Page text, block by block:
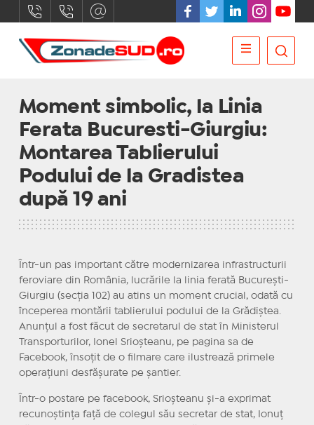
Moment simbolic, la Linia
Ferata Bucuresti-Giurgiu:
Montarea Tablierului
Podului de la Gradistea
după 19 ani
Într-un pas important către modernizarea infrastructurii
feroviare din România, lucrările la linia ferată București-
Giurgiu (secția 102) au atins un moment crucial, odată cu
începerea montării tablierului podului de la Grădiștea.
Anunțul a fost făcut de secretarul de stat în Ministerul
Transporturilor, Ionel Srioșteanu, pe pagina sa de
Facebook, însoțit de o filmare care ilustrează primele
operațiuni desfășurate pe șantier.
Într-o postare pe facebook, Srioșteanu și-a exprimat
recunoștința față de colegul său secretar de stat, Ionuț